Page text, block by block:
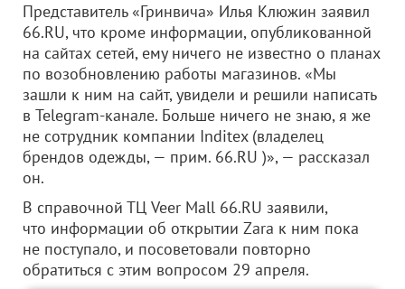
Представитель «Гринвича» Илья Клюжин заявил
66.RU, что кроме информации, опубликованной
на сайтах сетей, ему ничего не известно о планах
по возобновлению работы магазинов. «Мы
зашли к ним на сайт, увидели и решили написать
в Telegram-канале. Больше ничего не знаю, я же
не сотрудник компании Inditex (владелец
брендов одежды, — прим. 66.RU )», — рассказал
он.
В справочной ТЦ Veer Mall 66.RU заявили,
что информации об открытии Zara к ним пока
не поступало, и посоветовали повторно
обратиться с этим вопросом 29 апреля.